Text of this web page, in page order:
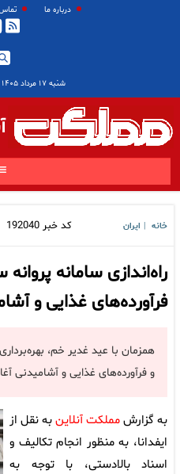
درباره ما
شنبه ۱۷ مرداد ۱۴۰۵
خانه ایران کد خبر 192040
راه‌اندازی سامانه
فرآورده‌های غذایی و
همزمان با عید غدیر خم،
و فرآورده‌های غذایی و آشامیدنی
به گزارشمملکت آنلاینبه نقل از
ایفدانا، به منظور انجام تکالیف و
اسناد بالادستی، با توجه به